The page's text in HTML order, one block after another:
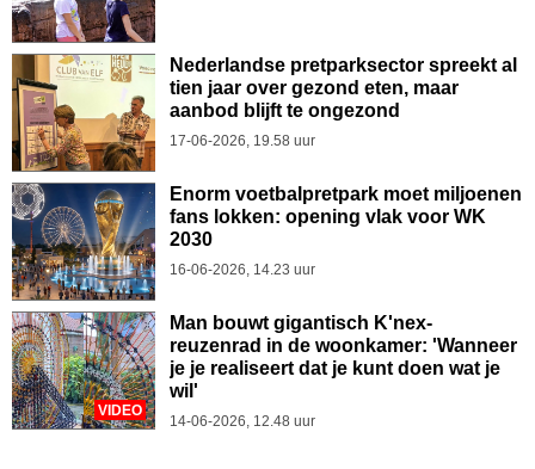
Nederlandse pretparksector spreekt al
tien jaar over gezond eten, maar
aanbod blijft te ongezond
17-06-2026, 19.58 uur
Enorm voetbalpretpark moet miljoenen
fans lokken: opening vlak voor WK
2030
16-06-2026, 14.23 uur
VIDEO
Man bouwt gigantisch K'nex-
reuzenrad in de woonkamer: 'Wanneer
je je realiseert dat je kunt doen wat je
wil'
14-06-2026, 12.48 uur